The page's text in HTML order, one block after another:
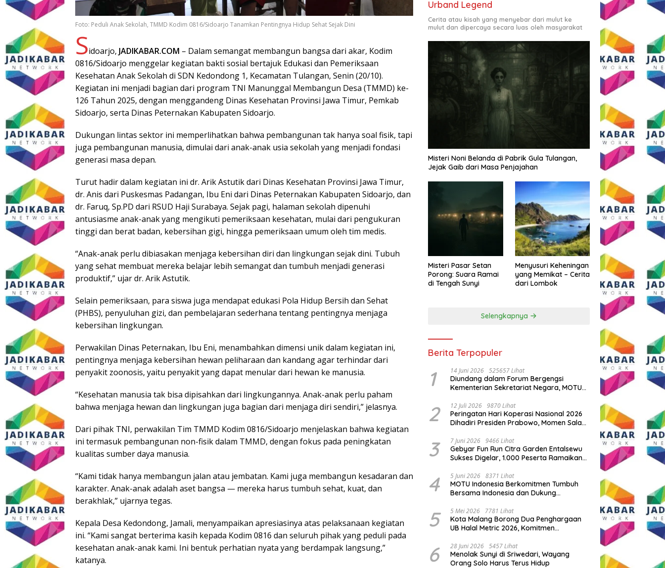
Foto: Peduli Anak Sekolah, TMMD Kodim 0816/Sidoarjo Tanamkan Pentingnya Hidup Sehat Sejak Dini
Sidoarjo, JADIKABAR.COM – Dalam semangat membangun bangsa dari akar, Kodim
0816/Sidoarjo menggelar kegiatan bakti sosial bertajuk Edukasi dan Pemeriksaan
Kesehatan Anak Sekolah di SDN Kedondong 1, Kecamatan Tulangan, Senin (20/10).
Kegiatan ini menjadi bagian dari program TNI Manunggal Membangun Desa (TMMD) ke-
126 Tahun 2025, dengan menggandeng Dinas Kesehatan Provinsi Jawa Timur, Pemkab
Sidoarjo, serta Dinas Peternakan Kabupaten Sidoarjo.
Dukungan lintas sektor ini memperlihatkan bahwa pembangunan tak hanya soal fisik, tapi
juga pembangunan manusia, dimulai dari anak-anak usia sekolah yang menjadi fondasi
generasi masa depan.
Turut hadir dalam kegiatan ini dr. Arik Astutik dari Dinas Kesehatan Provinsi Jawa Timur,
dr. Anis dari Puskesmas Padangan, Ibu Eni dari Dinas Peternakan Kabupaten Sidoarjo, dan
dr. Faruq, Sp.PD dari RSUD Haji Surabaya. Sejak pagi, halaman sekolah dipenuhi
antusiasme anak-anak yang mengikuti pemeriksaan kesehatan, mulai dari pengukuran
tinggi dan berat badan, kebersihan gigi, hingga pemeriksaan umum oleh tim medis.
“Anak-anak perlu dibiasakan menjaga kebersihan diri dan lingkungan sejak dini. Tubuh
yang sehat membuat mereka belajar lebih semangat dan tumbuh menjadi generasi
produktif,” ujar dr. Arik Astutik.
Selain pemeriksaan, para siswa juga mendapat edukasi Pola Hidup Bersih dan Sehat
(PHBS), penyuluhan gizi, dan pembelajaran sederhana tentang pentingnya menjaga
kebersihan lingkungan.
Perwakilan Dinas Peternakan, Ibu Eni, menambahkan dimensi unik dalam kegiatan ini,
pentingnya menjaga kebersihan hewan peliharaan dan kandang agar terhindar dari
penyakit zoonosis, yaitu penyakit yang dapat menular dari hewan ke manusia.
“Kesehatan manusia tak bisa dipisahkan dari lingkungannya. Anak-anak perlu paham
bahwa menjaga hewan dan lingkungan juga bagian dari menjaga diri sendiri,” jelasnya.
Dari pihak TNI, perwakilan Tim TMMD Kodim 0816/Sidoarjo menjelaskan bahwa kegiatan
ini termasuk pembangunan non-fisik dalam TMMD, dengan fokus pada peningkatan
kualitas sumber daya manusia.
“Kami tidak hanya membangun jalan atau jembatan. Kami juga membangun kesadaran dan
karakter. Anak-anak adalah aset bangsa — mereka harus tumbuh sehat, kuat, dan
berakhlak,” ujarnya tegas.
Kepala Desa Kedondong, Jamali, menyampaikan apresiasinya atas pelaksanaan kegiatan
ini. “Kami sangat berterima kasih kepada Kodim 0816 dan seluruh pihak yang peduli pada
kesehatan anak-anak kami. Ini bentuk perhatian nyata yang berdampak langsung,”
katanya.
Urband Legend
Cerita atau kisah yang menyebar dari mulut ke
mulut dan dipercaya secara luas oleh masyarakat
Misteri Noni Belanda di Pabrik Gula Tulangan,
Jejak Gaib dari Masa Penjajahan
Misteri Pasar Setan
Porong: Suara Ramai
di Tengah Sunyi
Menyusuri Keheningan
yang Memikat – Cerita
dari Lombok
Selengkapnya
Berita Terpopuler
1 14 Juni 2026 525657 Lihat
Diundang dalam Forum Bergengsi
Kementerian Sekretariat Negara, MOTU
Indonesia
2 12 Juli 2026 9870 Lihat
Peringatan Hari Koperasi Nasional 2026
Dihadiri Presiden Prabowo, Momen Salam
3 7 Juni 2026 9466 Lihat
Gebyar Fun Run Citra Garden Entalsewu
Sukses Digelar, 1.000 Peserta Ramaikan
4 5 Juni 2026 8371 Lihat
MOTU Indonesia Berkomitmen Tumbuh
Bersama Indonesia dan Dukung
5 5 Mei 2026 7781 Lihat
Kota Malang Borong Dua Penghargaan
UB Halal Metric 2026, Komitmen
6 28 Juni 2026 5457 Lihat
Menolak Sunyi di Sriwedari, Wayang
Orang Solo Harus Terus Hidup